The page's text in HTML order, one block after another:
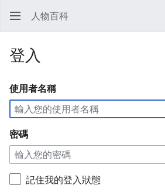
人物百科
登入
使用者名稱
密碼
記住我的登入狀態